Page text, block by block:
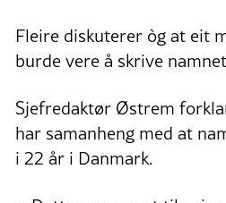
Fleire diskuterer òg at eit
burde vere å skrive
Sjefredaktør Østrem
har samanheng med at
i 22 år i Danmark.